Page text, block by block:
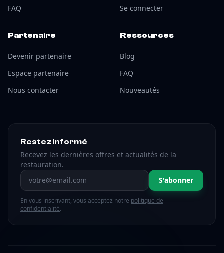
FAQ
Se connecter
Partenaire
Devenir partenaire
Espace partenaire
Nous contacter
Ressources
Blog
FAQ
Nouveautés
Restez informé
Recevez les dernières offres et actualités de la
restauration.
Adresse email S'abonner
En vous inscrivant, vous acceptez notre politique de
confidentialité.